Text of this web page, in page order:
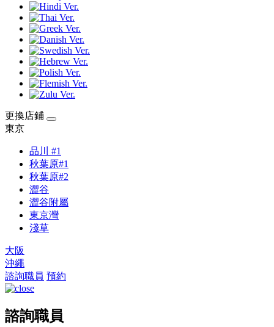
更換店鋪
東京
品川 #1
秋葉原#1
秋葉原#2
澀谷
澀谷附屬
東京灣
淺草
大阪
沖繩
諮詢職員 預約
諮詢職員